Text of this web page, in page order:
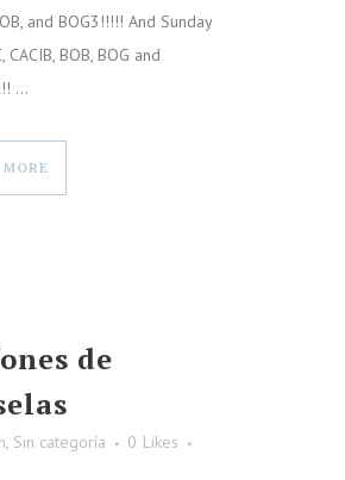
and BOG3!!!!! And Sunday
CACIB, BOB, BOG and
...
de
, Sin categoría 0 Likes